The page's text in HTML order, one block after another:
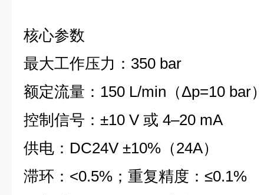
核心参数
最大工作压力：350 bar
额定流量：150 L/min（Δp=10 bar
控制信号：±10 V 或 4–20 mA
供电：DC24V ±10%（24A）
滞环：<0.5%；重复精度：≤0.1%